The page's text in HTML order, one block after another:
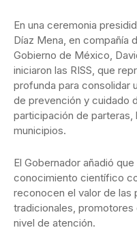
En una ceremonia
Díaz Mena, en compañía
Gobierno de México,
iniciaron las RISS, que
profunda para consolidar
de prevención y cuidado
participación de parteras,
municipios.
El Gobernador añadió
conocimiento científico
reconocen el valor de las
tradicionales,
nivel de atención.